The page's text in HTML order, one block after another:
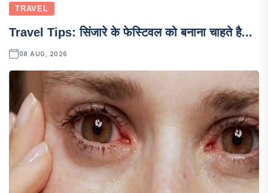
TRAVEL
Travel Tips: सिंजारे के फेस्टिवल को बनाना चाहते है...
08 AUG, 2026